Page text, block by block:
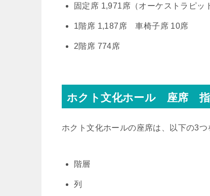
固定席 1,971席（オーケストラピッ
1階席 1,187席 車椅子席 10席
2階席 774席
ホクト文化ホール 座席 指
ホクト文化ホールの座席は、以下の3つ
階層
列